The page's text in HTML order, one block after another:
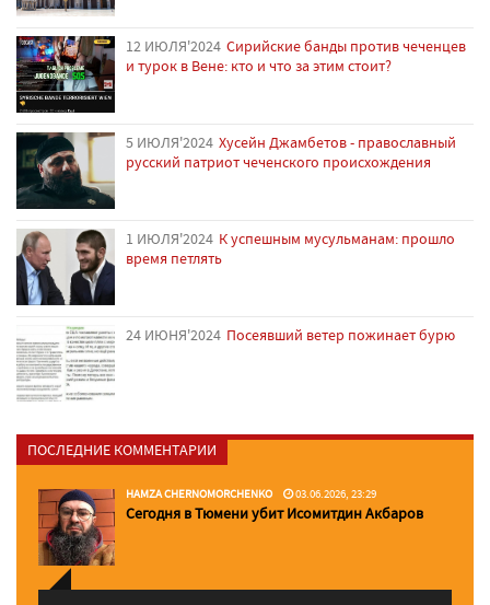
12 ИЮЛЯ'2024 Сирийские банды против чеченцев
и турок в Вене: кто и что за этим стоит?
5 ИЮЛЯ'2024 Хусейн Джамбетов - православный
русский патриот чеченского происхождения
1 ИЮЛЯ'2024 К успешным мусульманам: прошло
время петлять
24 ИЮНЯ'2024 Посеявший ветер пожинает бурю
ПОСЛЕДНИЕ КОММЕНТАРИИ
HAMZA CHERNOMORCHENKO 03.06.2026, 23:29
Сегодня в Тюмени убит Исомитдин Акбаров